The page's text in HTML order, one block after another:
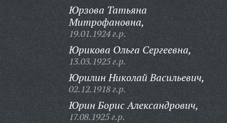
Юрзова Татьяна
Митрофановна,
19.01.1924 г.р.
Юрикова Ольга Сергеевна,
13.03.1925 г.р.
Юрилин Николай Васильевич,
02.12.1918 г.р.
Юрин Борис Александрович,
17.08.1925 г.р.